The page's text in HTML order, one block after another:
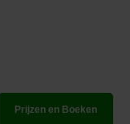
Prijzen en Boeken